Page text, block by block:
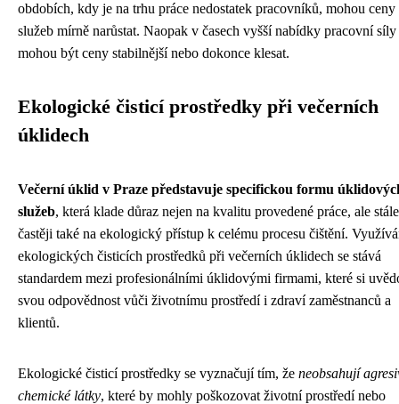
obdobích, kdy je na trhu práce nedostatek pracovníků, mohou ceny
služeb mírně narůstat. Naopak v časech vyšší nabídky pracovní síly
mohou být ceny stabilnější nebo dokonce klesat.
Ekologické čisticí prostředky při večerních
úklidech
Večerní úklid v Praze představuje specifickou formu
služeb, která klade důraz nejen na kvalitu provedené práce, ale stále
častěji také na ekologický přístup k celému procesu čištění.
ekologických čisticích prostředků při večerních úklidech se stává
standardem mezi profesionálními úklidovými firmami, které si
svou odpovědnost vůči životnímu prostředí i zdraví zaměstnanců a
klientů.
Ekologické čisticí prostředky se vyznačují tím, že neobsahují
chemické látky, které by mohly poškozovat životní prostředí nebo